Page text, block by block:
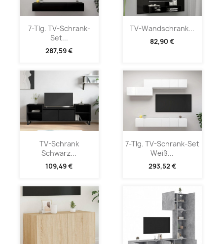
7-Tlg. TV-Schrank-
Set...
287,59 €
TV-Wandschrank...
82,90 €
TV-Schrank
Schwarz...
109,49 €
7-Tlg. TV-Schrank-Set
Weiß...
293,52 €